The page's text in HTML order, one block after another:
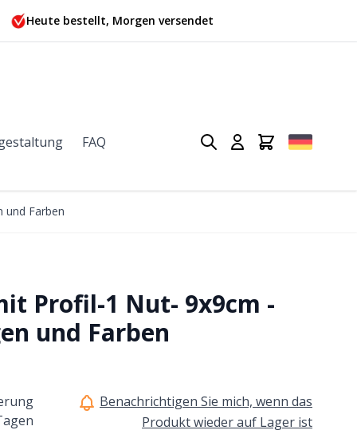
Heute bestellt, Morgen versendet
FAQ
und Farben
Profil-1 Nut- 9x9cm -
und Farben
Benachrichtigen Sie mich, wenn das
Produkt wieder auf Lager ist